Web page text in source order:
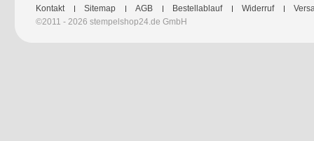
Kontakt Sitemap AGB Bestellablauf Widerruf
©2011 - 2026 stempelshop24.de GmbH